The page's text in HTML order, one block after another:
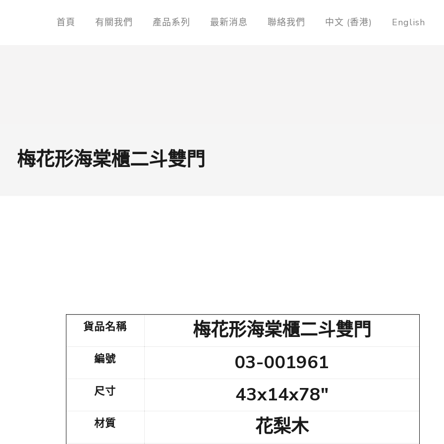
首頁 有關我們 產品系列 最新消息 聯絡我們 中文 (香港) English
梅花形海棠櫃二斗雙門
貨品名稱 梅花形海棠櫃二斗雙門
編號 03-001961
尺寸 43x14x78"
材質 花梨木